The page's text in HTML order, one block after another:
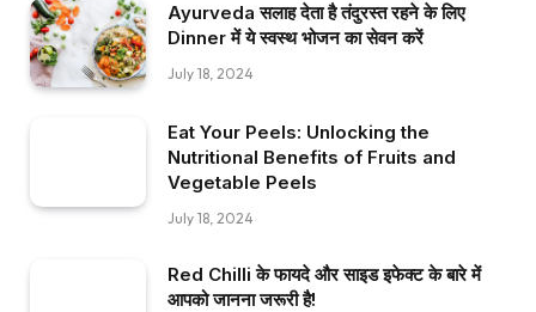
Ayurveda सलाह देता है तंदुरस्त रहने के लिए
Dinner में ये स्वस्थ भोजन का सेवन करें
July 18, 2024
Eat Your Peels: Unlocking the
Nutritional Benefits of Fruits and
Vegetable Peels
July 18, 2024
Red Chilli के फायदे और साइड इफेक्ट के बारे में
आपको जानना जरूरी है!